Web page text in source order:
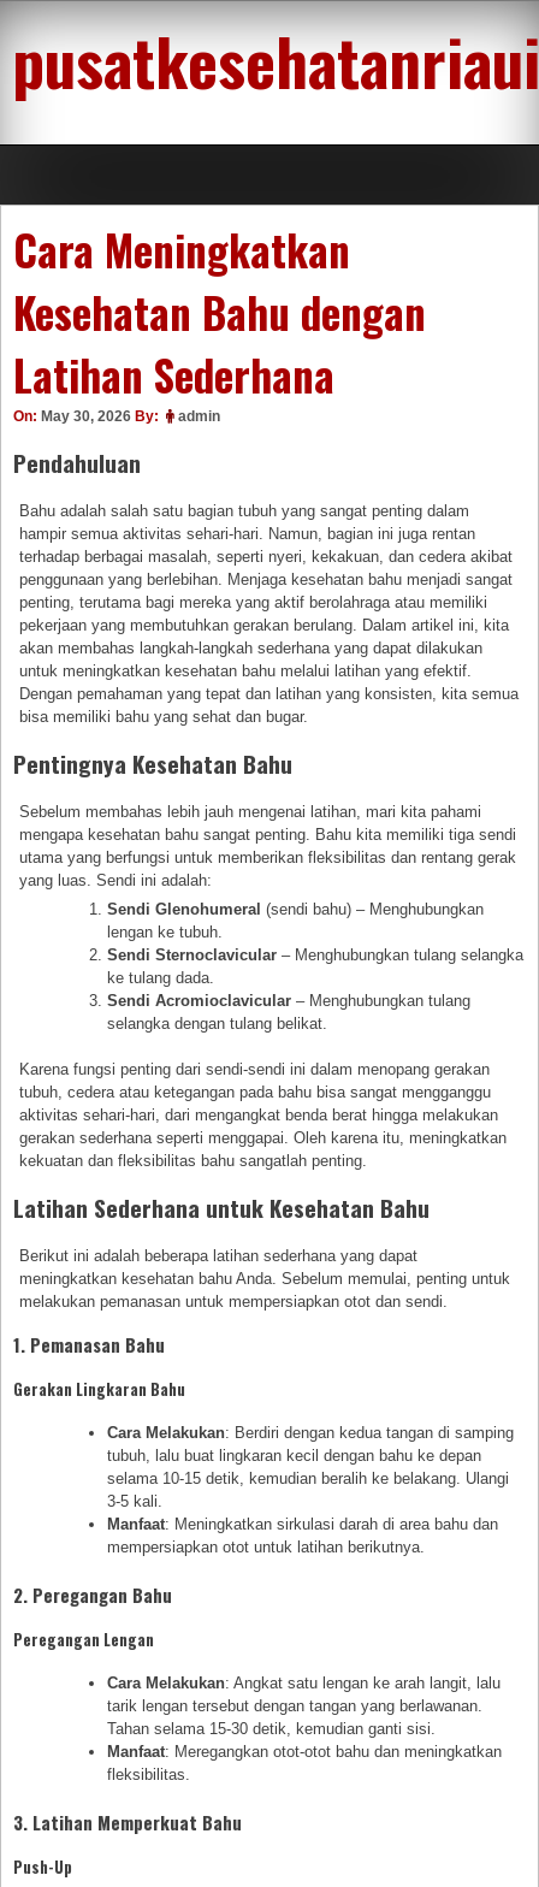
content
Cara Meningkatkan
Kesehatan Bahu dengan
Latihan Sederhana
On: May 30, 2026 By: admin
Pendahuluan
Bahu adalah salah satu bagian tubuh yang sangat penting dalam
hampir semua aktivitas sehari-hari. Namun, bagian ini juga rentan
terhadap berbagai masalah, seperti nyeri, kekakuan, dan cedera akibat
penggunaan yang berlebihan. Menjaga kesehatan bahu menjadi sangat
penting, terutama bagi mereka yang aktif berolahraga atau memiliki
pekerjaan yang membutuhkan gerakan berulang. Dalam artikel ini, kita
akan membahas langkah-langkah sederhana yang dapat dilakukan
untuk meningkatkan kesehatan bahu melalui latihan yang efektif.
Dengan pemahaman yang tepat dan latihan yang konsisten, kita semua
bisa memiliki bahu yang sehat dan bugar.
Pentingnya Kesehatan Bahu
Sebelum membahas lebih jauh mengenai latihan, mari kita pahami
mengapa kesehatan bahu sangat penting. Bahu kita memiliki tiga sendi
utama yang berfungsi untuk memberikan fleksibilitas dan rentang gerak
yang luas. Sendi ini adalah:
Sendi Glenohumeral (sendi bahu) – Menghubungkan
lengan ke tubuh.
Sendi Sternoclavicular – Menghubungkan tulang selangka
ke tulang dada.
Sendi Acromioclavicular – Menghubungkan tulang
selangka dengan tulang belikat.
Karena fungsi penting dari sendi-sendi ini dalam menopang gerakan
tubuh, cedera atau ketegangan pada bahu bisa sangat mengganggu
aktivitas sehari-hari, dari mengangkat benda berat hingga melakukan
gerakan sederhana seperti menggapai. Oleh karena itu, meningkatkan
kekuatan dan fleksibilitas bahu sangatlah penting.
Latihan Sederhana untuk Kesehatan Bahu
Berikut ini adalah beberapa latihan sederhana yang dapat
meningkatkan kesehatan bahu Anda. Sebelum memulai, penting untuk
melakukan pemanasan untuk mempersiapkan otot dan sendi.
1. Pemanasan Bahu
Gerakan Lingkaran Bahu
Cara Melakukan: Berdiri dengan kedua tangan di samping
tubuh, lalu buat lingkaran kecil dengan bahu ke depan
selama 10-15 detik, kemudian beralih ke belakang. Ulangi
3-5 kali.
Manfaat: Meningkatkan sirkulasi darah di area bahu dan
mempersiapkan otot untuk latihan berikutnya.
2. Peregangan Bahu
Peregangan Lengan
Cara Melakukan: Angkat satu lengan ke arah langit, lalu
tarik lengan tersebut dengan tangan yang berlawanan.
Tahan selama 15-30 detik, kemudian ganti sisi.
Manfaat: Meregangkan otot-otot bahu dan meningkatkan
fleksibilitas.
3. Latihan Memperkuat Bahu
Push-Up